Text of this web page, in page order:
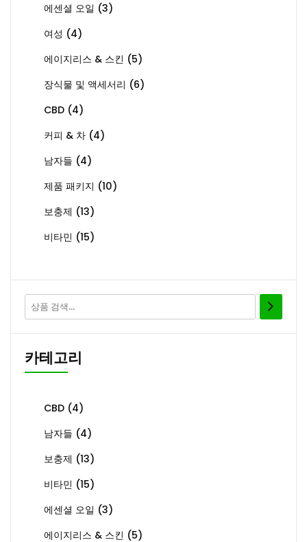
에센셜 오일 (3)
여성 (4)
에이지리스 & 스킨 (5)
장식물 및 액세서리 (6)
CBD (4)
커피 & 차 (4)
남자들 (4)
제품 패키지 (10)
보충제 (13)
비타민 (15)
카테고리
CBD (4)
남자들 (4)
보충제 (13)
비타민 (15)
에센셜 오일 (3)
에이지리스 & 스킨 (5)